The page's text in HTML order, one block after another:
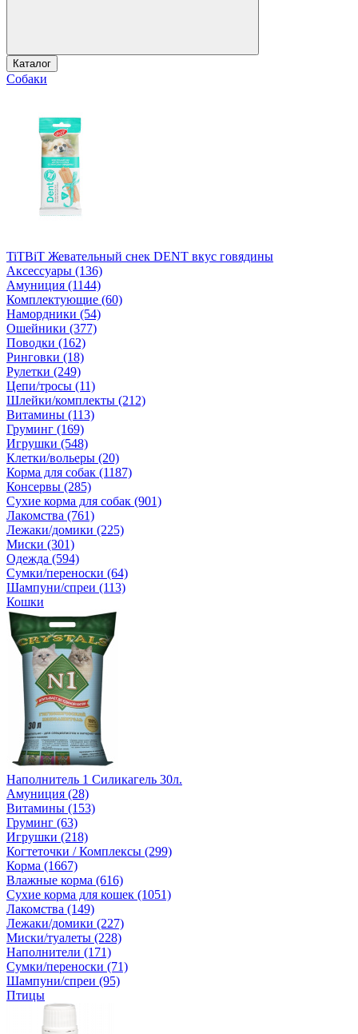
Каталог
Собаки
TiTBiT Жевательный снек DENT вкус говядины
Аксессуары (136)
Амуниция (1144)
Комплектующие (60)
Намордники (54)
Ошейники (377)
Поводки (162)
Ринговки (18)
Рулетки (249)
Цепи/тросы (11)
Шлейки/комплекты (212)
Витамины (113)
Груминг (169)
Игрушки (548)
Клетки/вольеры (20)
Корма для собак (1187)
Консервы (285)
Сухие корма для собак (901)
Лакомства (761)
Лежаки/домики (225)
Миски (301)
Одежда (594)
Сумки/переноски (64)
Шампуни/спреи (113)
Кошки
Наполнитель 1 Силикагель 30л.
Амуниция (28)
Витамины (153)
Груминг (63)
Игрушки (218)
Когтеточки / Комплексы (299)
Корма (1667)
Влажные корма (616)
Сухие корма для кошек (1051)
Лакомства (149)
Лежаки/домики (227)
Миски/туалеты (228)
Наполнители (171)
Сумки/переноски (71)
Шампуни/спреи (95)
Птицы